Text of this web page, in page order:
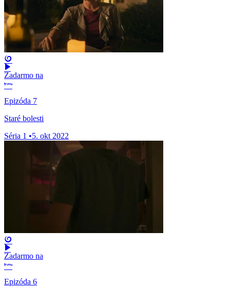
Zadarmo na
Epizóda 7
Staré bolesti
Séria 1 •5. okt 2022
Zadarmo na
Epizóda 6